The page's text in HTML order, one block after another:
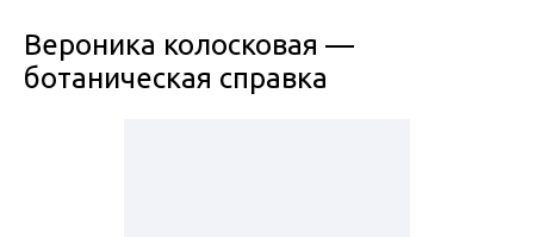
Вероника колосковая —
ботаническая справка